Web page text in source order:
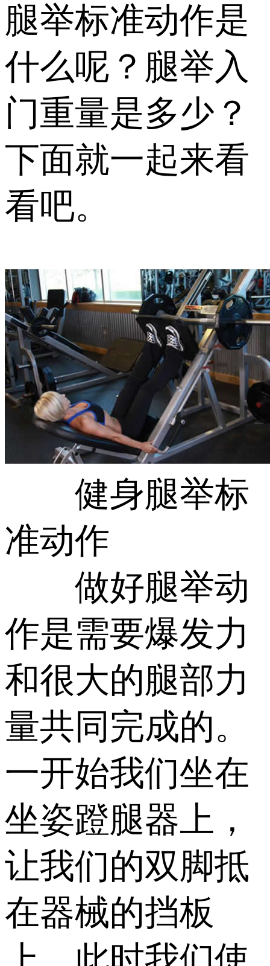
腿举标准动作是
什么呢？腿举入
门重量是多少？
下面就一起来看
看吧。
健身腿举标
准动作
做好腿举动
作是需要爆发力
和很大的腿部力
量共同完成的。
一开始我们坐在
坐姿蹬腿器上，
让我们的双脚抵
在器械的挡板